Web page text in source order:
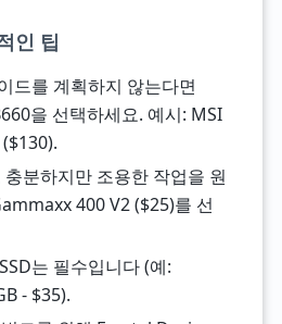
인 팁
드를 계획하지 않는다면
을 선택하세요. 예시: MSI
분하지만 조용한 작업을 원
400 V2 ($25)를 선
는 필수입니다 (예:
- $35).